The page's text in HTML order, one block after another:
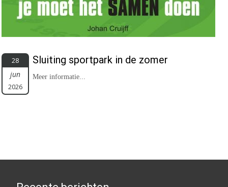
28
jun
2026
Sluiting sportpark in de zomer
Meer informatie...